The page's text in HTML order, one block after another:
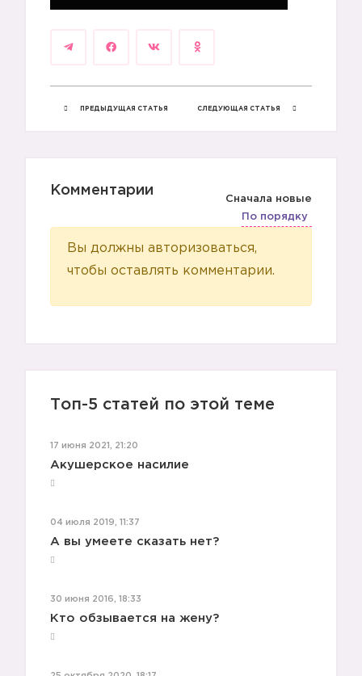
ПРЕДЫДУЩАЯ СТАТЬЯ СЛЕДУЮЩАЯ СТАТЬЯ
Комментарии
Сначала новые
По порядку
Вы должны авторизоваться,
чтобы оставлять комментарии.
Топ-5 статей по этой теме
17 июня 2021, 21:20
Акушерское насилие
04 июля 2019, 11:37
А вы умеете сказать нет?
30 июня 2016, 18:33
Кто обзывается на жену?